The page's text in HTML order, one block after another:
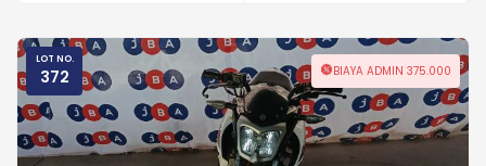
LOT NO.
372 BIAYA ADMIN 375.000